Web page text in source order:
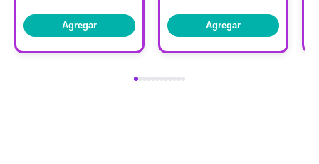
Agregar Agregar